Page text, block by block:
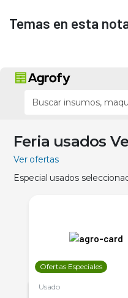
Temas en esta
Feria usados
Ver ofertas
Especial usados
Ofertas Especiales
Usado